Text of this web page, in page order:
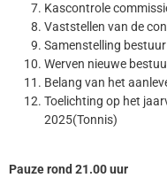
Kascontrole
Vaststellen van de
Samenstelling
Werven nieuwe
Belang van het
Toelichting op het
2025(Tonnis)
Pauze rond 21.00 uur